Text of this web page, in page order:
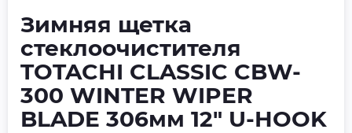
Зимняя щетка
стеклоочистителя
TOTACHI CLASSIC CBW-
300 WINTER WIPER
BLADE 306мм 12" U-HOOK